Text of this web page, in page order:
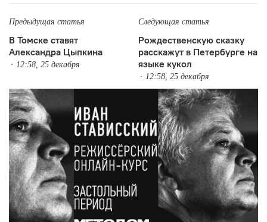
Предыдущая статья
В Томске ставят
Александра Цыпкина
12:58, 25 декабря
Следующая статья
Рождественскую сказку
расскажут в Петербурге на
языке кукол
12:58, 25 декабря